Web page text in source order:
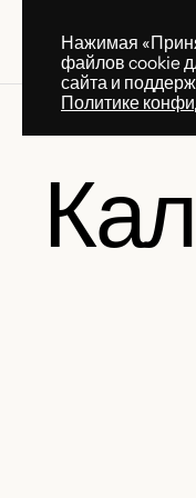
Нажимая
файлов cookie
сайта и
Политике